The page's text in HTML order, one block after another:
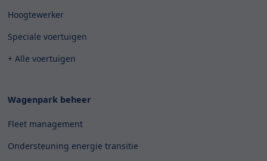
Hoogtewerker
Speciale voertuigen
+ Alle voertuigen
Wagenpark beheer
Fleet management
Ondersteuning energie transitie